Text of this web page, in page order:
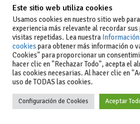
Ago 03, 2026 78
La Junta implementa
A381 por Los Barrios
Este sitio web utiliza cookies
Usamos cookies en nuestro sitio web
experiencia más relevante al recordar
visitas repetidas. Lea nuestra
cookies para obtener más información o
Cookies" para proporcionar un
hacer clic en "Rechazar Todo", acepta el
las cookies necesarias. Al hacer clic en
uso de TODAS las cookies.
Configuración de Cookies Aceptar